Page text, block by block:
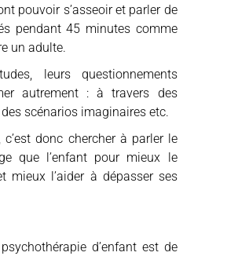
pouvoir s’asseoir et parler de
pendant 45 minutes comme
un adulte.
leurs questionnements
autrement : à travers des
scénarios imaginaires etc.
c’est donc chercher à parler le
que l’enfant pour mieux le
mieux l’aider à dépasser ses
d’enfant est de